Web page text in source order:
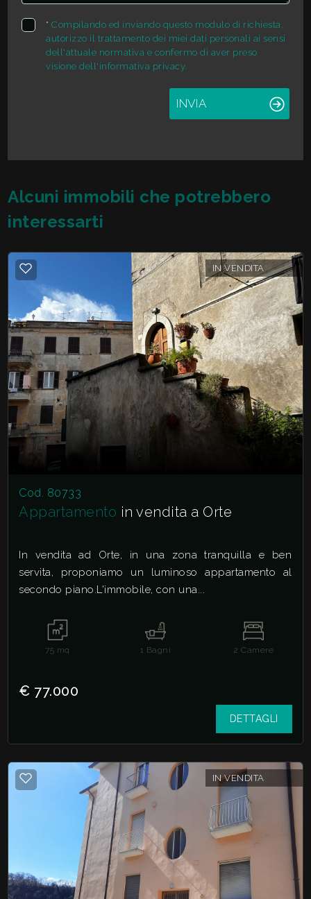
*Compilando ed inviando questo modulo di richiesta,
autorizzo il trattamento dei miei dati personali ai sensi
dell'attuale normativa e confermo di aver preso
visione dell'informativa privacy.
INVIA
Alcuni immobili che potrebbero
interessarti
IN VENDITA
Cod. 80733
Appartamento in vendita a Orte
In vendita ad Orte, in una zona tranquilla e ben
servita, proponiamo un luminoso appartamento al
secondo piano.L'immobile, con una...
75 mq 1 Bagni 2 Camere
€ 77.000
DETTAGLI
IN VENDITA
Giardino
Posto auto/Box
Arredato
Nuova costruzione
Lusso